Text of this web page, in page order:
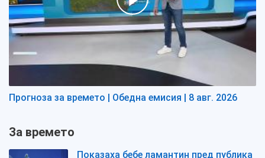
Прогноза за времето | Обедна емисия | 8 авг. 2026
За времето
Показаха бебе ламантин пред публика